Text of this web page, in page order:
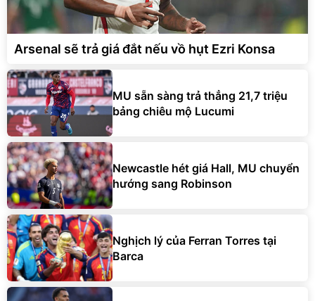
Arsenal sẽ trả giá đắt nếu vồ hụt Ezri Konsa
MU sẵn sàng trả thẳng 21,7 triệu
bảng chiêu mộ Lucumi
Newcastle hét giá Hall, MU chuyển
hướng sang Robinson
Nghịch lý của Ferran Torres tại
Barca